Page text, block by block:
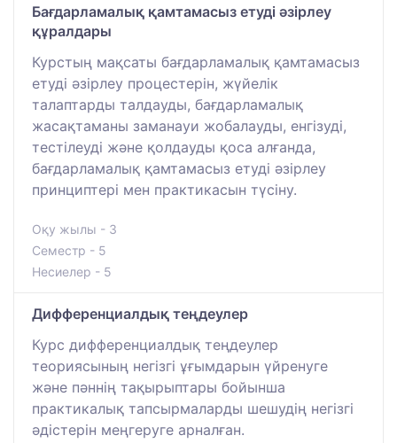
Бағдарламалық қамтамасыз етуді әзірлеу
құралдары
Курстың мақсаты бағдарламалық қамтамасыз
етуді әзірлеу процестерін, жүйелік
талаптарды талдауды, бағдарламалық
жасақтаманы заманауи жобалауды, енгізуді,
тестілеуді және қолдауды қоса алғанда,
бағдарламалық қамтамасыз етуді әзірлеу
принциптері мен практикасын түсіну.
Оқу жылы - 3
Семестр - 5
Несиелер - 5
Дифференциалдық теңдеулер
Курс дифференциалдық теңдеулер
теориясының негізгі ұғымдарын үйренуге
және пәннің тақырыптары бойынша
практикалық тапсырмаларды шешудің негізгі
әдістерін меңгеруге арналған.